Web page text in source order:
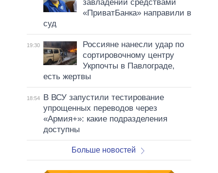
завладении средствами
«ПриватБанка» направили в
суд
19:30
Россияне нанесли удар по
сортировочному центру
Укрпочты в Павлограде,
есть жертвы
18:54
В ВСУ запустили тестирование
упрощенных переводов через
«Армия+»: какие подразделения
доступны
Больше новостей